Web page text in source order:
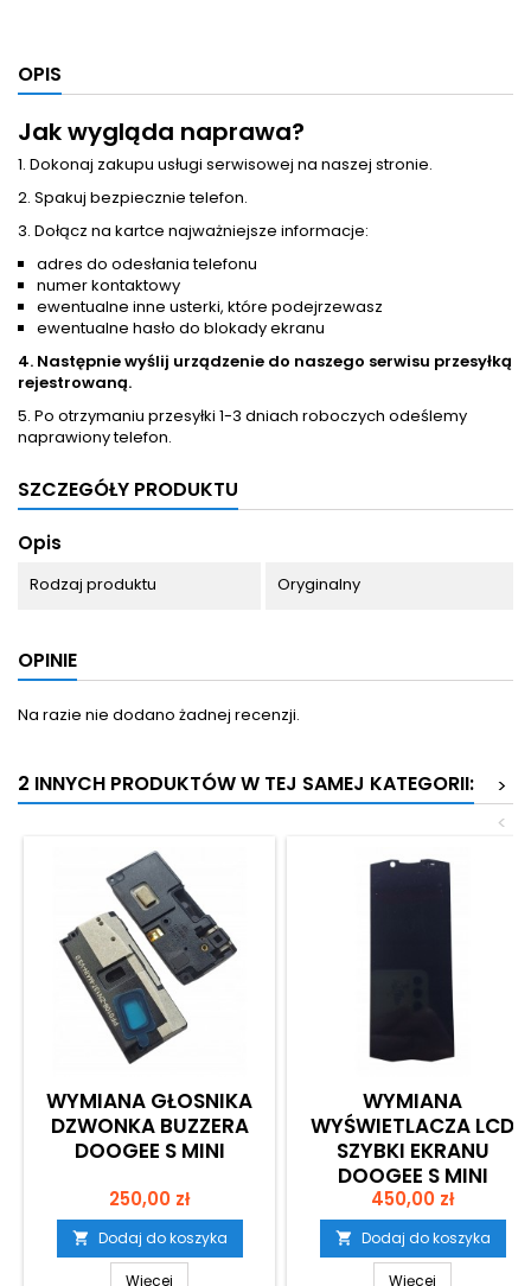
OPIS
Jak wygląda naprawa?
1. Dokonaj zakupu usługi serwisowej na naszej stronie.
2. Spakuj bezpiecznie telefon.
3. Dołącz na kartce najważniejsze informacje:
adres do odesłania telefonu
numer kontaktowy
ewentualne inne usterki, które podejrzewasz
ewentualne hasło do blokady ekranu
4. Następnie wyślij urządzenie do naszego serwisu przesyłką
rejestrowaną.
5. Po otrzymaniu przesyłki 1-3 dniach roboczych odeślemy
naprawiony telefon.
SZCZEGÓŁY PRODUKTU
Opis
Rodzaj produktu Oryginalny
OPINIE
Na razie nie dodano żadnej recenzji.
2 INNYCH PRODUKTÓW W TEJ SAMEJ KATEGORII:
>
<
WYMIANA GŁOSNIKA
DZWONKA BUZZERA
DOOGEE S MINI
Cena
250,00 zł
 Dodaj do koszyka
Więcej
WYMIANA
WYŚWIETLACZA LCD
SZYBKI EKRANU
DOOGEE S MINI
Cena
450,00 zł
 Dodaj do koszyka
Więcej